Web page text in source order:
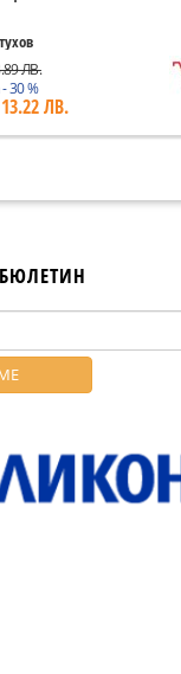
ЛВ.
30 %
ЛВ.